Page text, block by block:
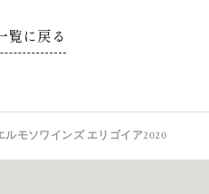
覧に戻る
ルモソワインズ エリゴイア2020